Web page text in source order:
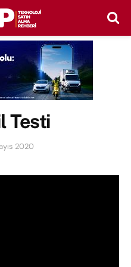
Testi
2020